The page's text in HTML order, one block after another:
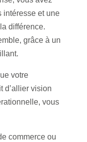
intéresse et une
différence.
grâce à un
votre
d’allier vision
vous
commerce ou